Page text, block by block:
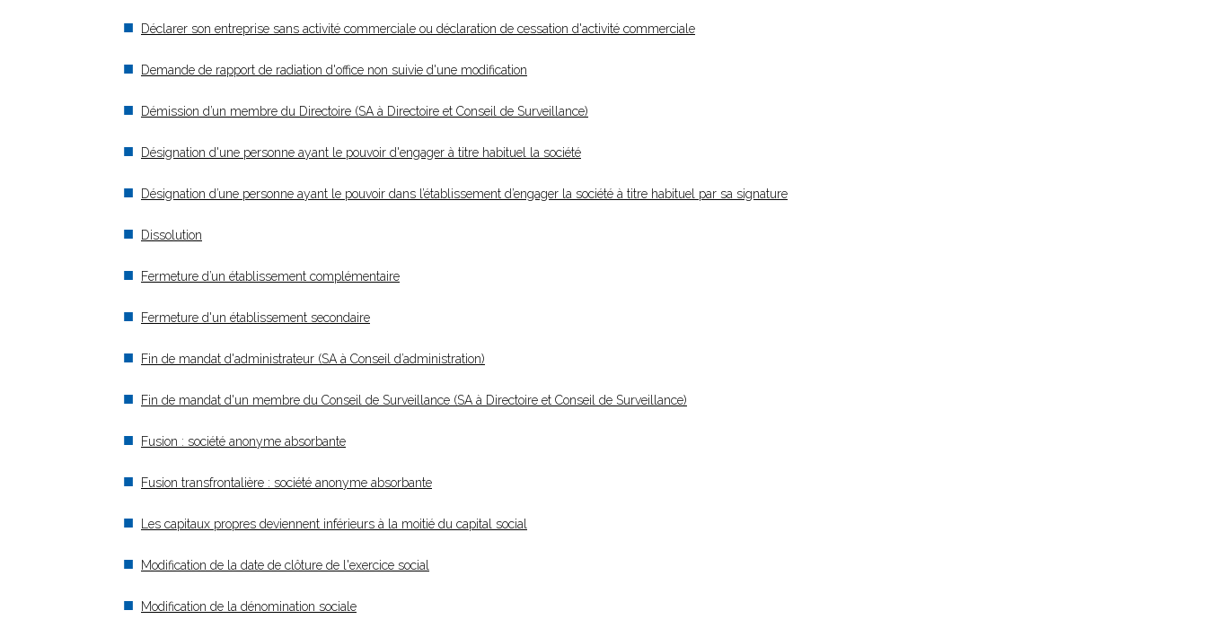
Déclarer son entreprise sans activité commerciale ou déclaration de cessation d'activité commerciale
Demande de rapport de radiation d'office non suivie d'une modification
Démission d’un membre du Directoire (SA à Directoire et Conseil de Surveillance)
Désignation d'une personne ayant le pouvoir d'engager à titre habituel la société
Désignation d’une personne ayant le pouvoir dans l’établissement d’engager la société à titre habituel par sa signature
Dissolution
Fermeture d’un établissement complémentaire
Fermeture d'un établissement secondaire
Fin de mandat d'administrateur (SA à Conseil d’administration)
Fin de mandat d'un membre du Conseil de Surveillance (SA à Directoire et Conseil de Surveillance)
Fusion : société anonyme absorbante
Fusion transfrontalière : société anonyme absorbante
Les capitaux propres deviennent inférieurs à la moitié du capital social
Modification de la date de clôture de l'exercice social
Modification de la dénomination sociale